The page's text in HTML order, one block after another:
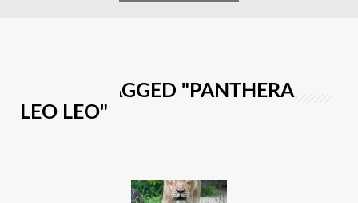
IMAGES TAGGED "PANTHERA
LEO LEO"